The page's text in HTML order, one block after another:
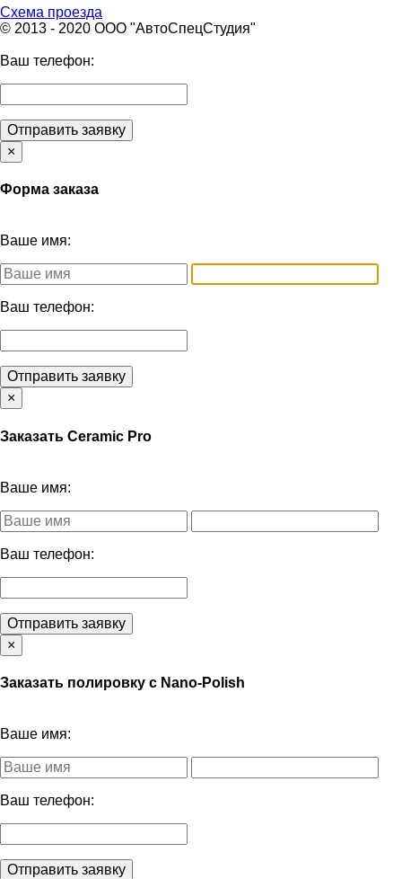
Схема проезда
© 2013 - 2020 ООО "АвтоСпецСтудия"
Ваш телефон:
Отправить заявку
×
Форма заказа
Ваше имя:
Ваш телефон:
Отправить заявку
×
Заказать Ceramic Pro
Ваше имя:
Ваш телефон:
Отправить заявку
×
Заказать полировку с Nano-Polish
Ваше имя:
Ваш телефон:
Отправить заявку